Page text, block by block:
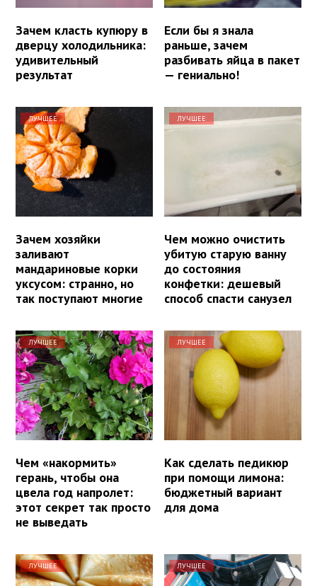
Зачем класть купюру в
дверцу холодильника:
удивительный
результат
Если бы я знала
раньше, зачем
разбивать яйца в пакет
— гениально!
ЛУЧШЕЕ
Зачем хозяйки
заливают
мандариновые корки
уксусом: странно, но
так поступают многие
ЛУЧШЕЕ
Чем можно очистить
убитую старую ванну
до состояния
конфетки: дешевый
способ спасти санузел
ЛУЧШЕЕ
Чем «накормить»
герань, чтобы она
цвела год напролет:
этот секрет так просто
не выведать
ЛУЧШЕЕ
Как сделать педикюр
при помощи лимона:
бюджетный вариант
для дома
ЛУЧШЕЕ ЛУЧШЕЕ